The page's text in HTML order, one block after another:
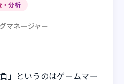
・分析
マネージャー
」というのはゲームマー